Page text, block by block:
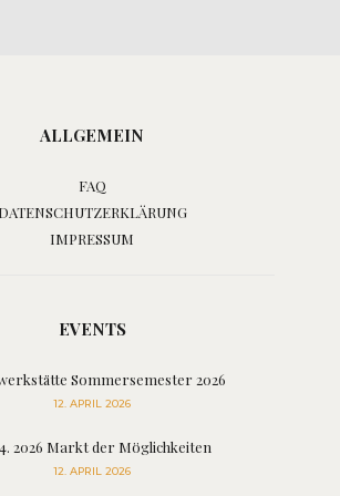
ALLGEMEIN
FAQ
DATENSCHUTZERKLÄRUNG
IMPRESSUM
EVENTS
Sommersemester 2026
12. APRIL 2026
2026 Markt der Möglichkeiten
12. APRIL 2026